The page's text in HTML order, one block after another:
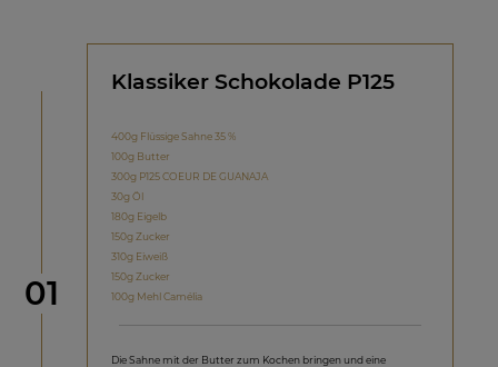
Schritt
01
Klassiker Schokolade P125
400g Flüssige Sahne 35 %
100g Butter
300g P125 COEUR DE GUANAJA
30g Öl
180g Eigelb
150g Zucker
310g Eiweiß
150g Zucker
100g Mehl Camélia
Die Sahne mit der Butter zum Kochen bringen und eine